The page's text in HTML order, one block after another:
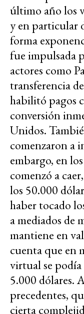
último año los
y en particular
forma
fue impulsada
actores como
transferencia
habilitó pagos
conversión
Unidos.
comenzaron a
embargo, en
comenzó a
los 50.000
haber tocado
a mediados de
mantiene en
cuenta que en
virtual se
5.000 dólares.
precedentes,
cierta